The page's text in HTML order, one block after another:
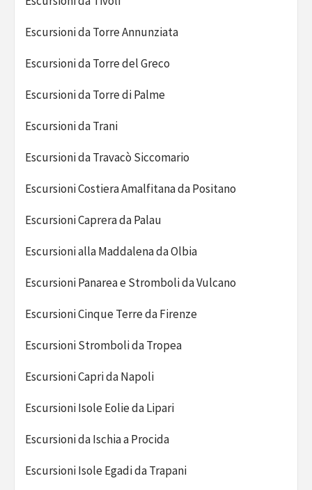
Escursioni da Torre Annunziata
Escursioni da Torre del Greco
Escursioni da Torre di Palme
Escursioni da Trani
Escursioni da Travacò Siccomario
Escursioni Costiera Amalfitana da Positano
Escursioni Caprera da Palau
Escursioni alla Maddalena da Olbia
Escursioni Panarea e Stromboli da Vulcano
Escursioni Cinque Terre da Firenze
Escursioni Stromboli da Tropea
Escursioni Capri da Napoli
Escursioni Isole Eolie da Lipari
Escursioni da Ischia a Procida
Escursioni Isole Egadi da Trapani